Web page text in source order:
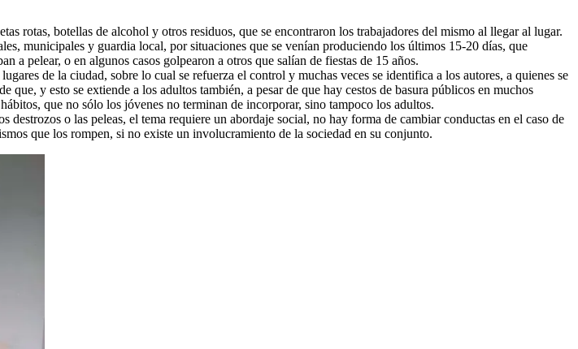
rotas, botellas de alcohol y otros residuos, que se encontraron los trabajadores del mismo al llegar al lugar.
municipales y guardia local, por situaciones que se venían produciendo los últimos 15-20 días, que
a pelear, o en algunos casos golpearon a otros que salían de fiestas de 15 años.
de la ciudad, sobre lo cual se refuerza el control y muchas veces se identifica a los autores, a quienes se
y esto se extiende a los adultos también, a pesar de que hay cestos de basura públicos en muchos
que no sólo los jóvenes no terminan de incorporar, sino tampoco los adultos.
o las peleas, el tema requiere un abordaje social, no hay forma de cambiar conductas en el caso de
que los rompen, si no existe un involucramiento de la sociedad en su conjunto.